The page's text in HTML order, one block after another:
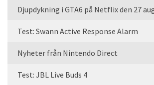
Djupdykning i GTA6 på Netflix den 27
Test: Swann Active Response Alarm
Nyheter från Nintendo Direct
Test: JBL Live Buds 4